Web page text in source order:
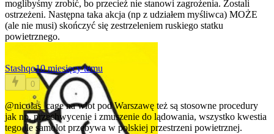
moglibyśmy zrobić, bo przecież nie stanowi zagrożenia. Zostali
ostrzeżeni. Następna taka akcja (np z udziałem myśliwca) MOŻE
(ale nie musi) skończyć się zestrzeleniem ruskiego statku
powietrznego.
Stashqo10 miesięcy temu
0
@nicolas_cagena wlot pod Warszawę też są stosowne procedury
jak np. przechwycenie i zmuszenie do lądowania, wszystko kwestia
tego ile samolot przebywa w polskiej przestrzeni powietrznej.